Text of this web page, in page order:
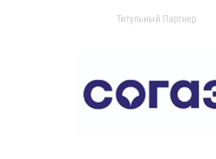
Титульный Партнер